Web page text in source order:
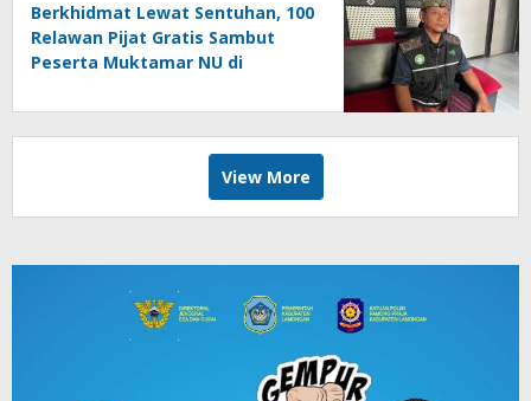
Berkhidmat Lewat Sentuhan, 100
Relawan Pijat Gratis Sambut
Peserta Muktamar NU di
View More